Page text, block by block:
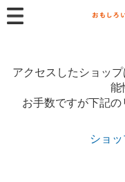
アクセスしたショッ
能
お手数ですが下記の
ショ